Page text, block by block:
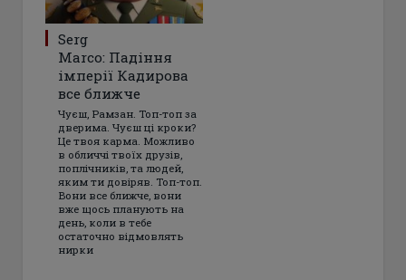
Serg
Marco: Падіння
імперії Кадирова
все ближче
Чуєш, Рамзан. Топ-топ за
дверима. Чуєш ці кроки?
Це твоя карма. Можливо
в обличчі твоїх друзів,
поплічників, та людей,
яким ти довіряв. Топ-топ.
Вони все ближче, вони
вже щось планують на
день, коли в тебе
остаточно відмовлять
нирки